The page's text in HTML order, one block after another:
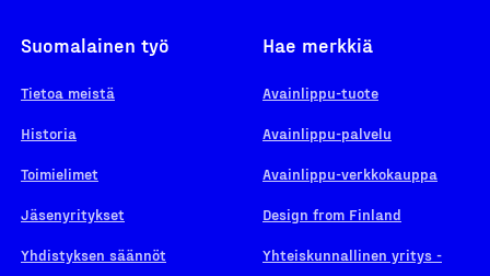
Suomalainen työ
Tietoa meistä
Historia
Toimielimet
Jäsenyritykset
Yhdistyksen säännöt
Hae merkkiä
Avainlippu-tuote
Avainlippu-palvelu
Avainlippu-verkkokauppa
Design from Finland
Yhteiskunnallinen yritys -